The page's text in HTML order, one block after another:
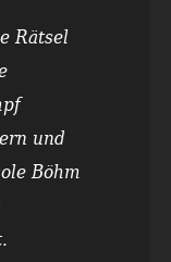
Rätsel
und
Böhm